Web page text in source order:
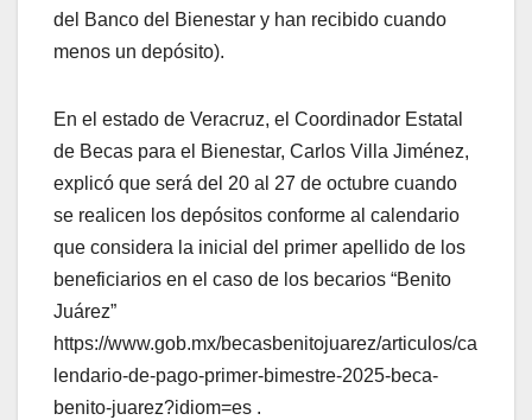
del Banco del Bienestar y han recibido cuando
menos un depósito).
En el estado de Veracruz, el Coordinador Estatal
de Becas para el Bienestar, Carlos Villa Jiménez,
explicó que será del 20 al 27 de octubre cuando
se realicen los depósitos conforme al calendario
que considera la inicial del primer apellido de los
beneficiarios en el caso de los becarios “Benito
Juárez”
https://www.gob.mx/becasbenitojuarez/articulos/ca
lendario-de-pago-primer-bimestre-2025-beca-
benito-juarez?idiom=es .